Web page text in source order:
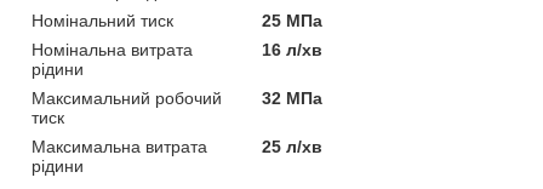
Номінальний тиск
25 МПа
Номінальна витрата
рідини
16 л/хв
Максимальний робочий
тиск
32 МПа
Максимальна витрата
рідини
25 л/хв